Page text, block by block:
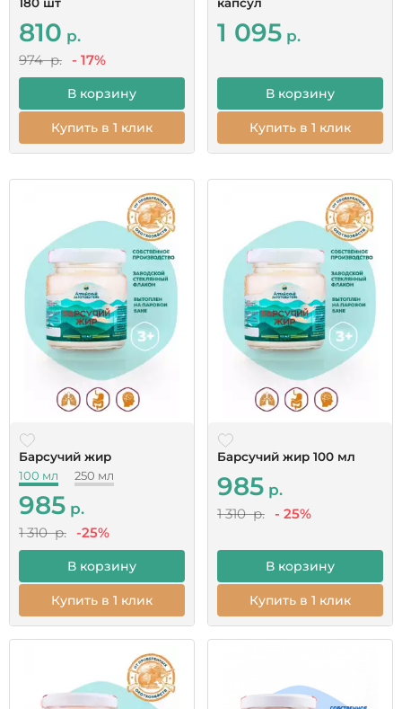
810р.
974 р. - 17%
В корзину
Купить в 1 клик
1 095р.
В корзину
Купить в 1 клик
Барсучий жир
100 мл
250 мл
985р.
1 310 р. -25%
В корзину
Купить в 1 клик
Барсучий жир 100 мл
985р.
1 310 р. - 25%
В корзину
Купить в 1 клик